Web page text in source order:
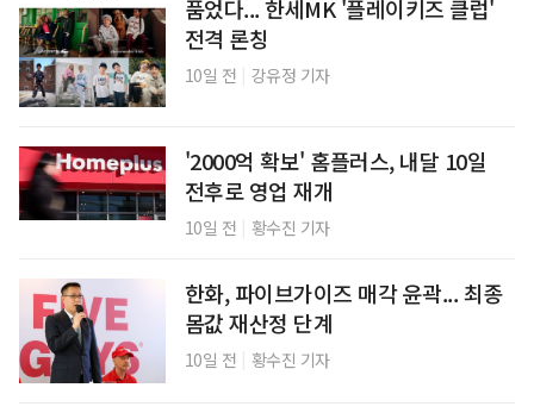
품었다... 한세MK '플레이키즈 클럽'
전격 론칭
10일 전 강유정 기자
'2000억 확보' 홈플러스, 내달 10일
전후로 영업 재개
10일 전 황수진 기자
한화, 파이브가이즈 매각 윤곽... 최종
몸값 재산정 단계
10일 전 황수진 기자